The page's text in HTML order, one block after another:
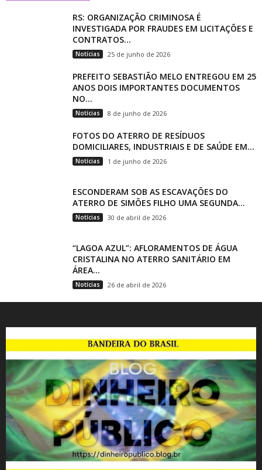
RS: ORGANIZAÇÃO CRIMINOSA É
INVESTIGADA POR FRAUDES EM LICITAÇÕES E
CONTRATOS...
Notícias 25 de junho de 2026
PREFEITO SEBASTIÃO MELO ENTREGOU EM 25
ANOS DOIS IMPORTANTES DOCUMENTOS
NO...
Notícias 8 de junho de 2026
FOTOS DO ATERRO DE RESÍDUOS
DOMICILIARES, INDUSTRIAIS E DE SAÚDE EM...
Notícias 1 de junho de 2026
ESCONDERAM SOB AS ESCAVAÇÕES DO
ATERRO DE SIMÕES FILHO UMA SEGUNDA...
Notícias 30 de abril de 2026
“LAGOA AZUL”: AFLORAMENTOS DE ÁGUA
CRISTALINA NO ATERRO SANITÁRIO EM
ÁREA...
Notícias 26 de abril de 2026